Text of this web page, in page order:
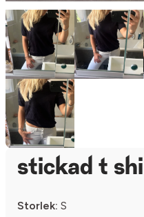
stickad t
Storlek: S